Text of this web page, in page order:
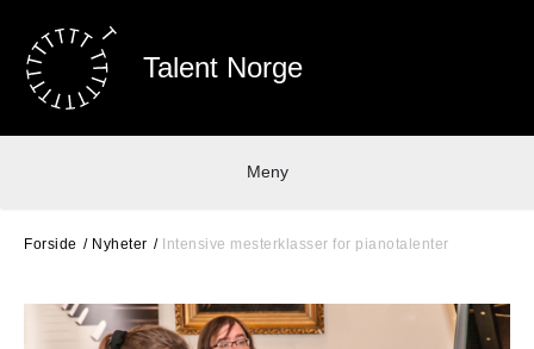
Talent Norge
Meny
Forside Nyheter Intensive mesterklasser for pianotalenter